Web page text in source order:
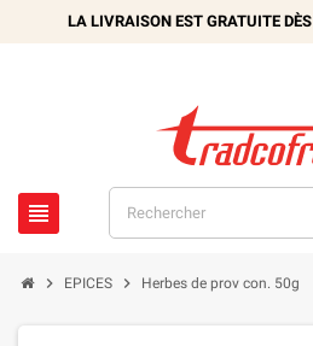
LA LIVRAISON EST GRATUITE DÈS

 EPICES  Herbes de prov con. 50g